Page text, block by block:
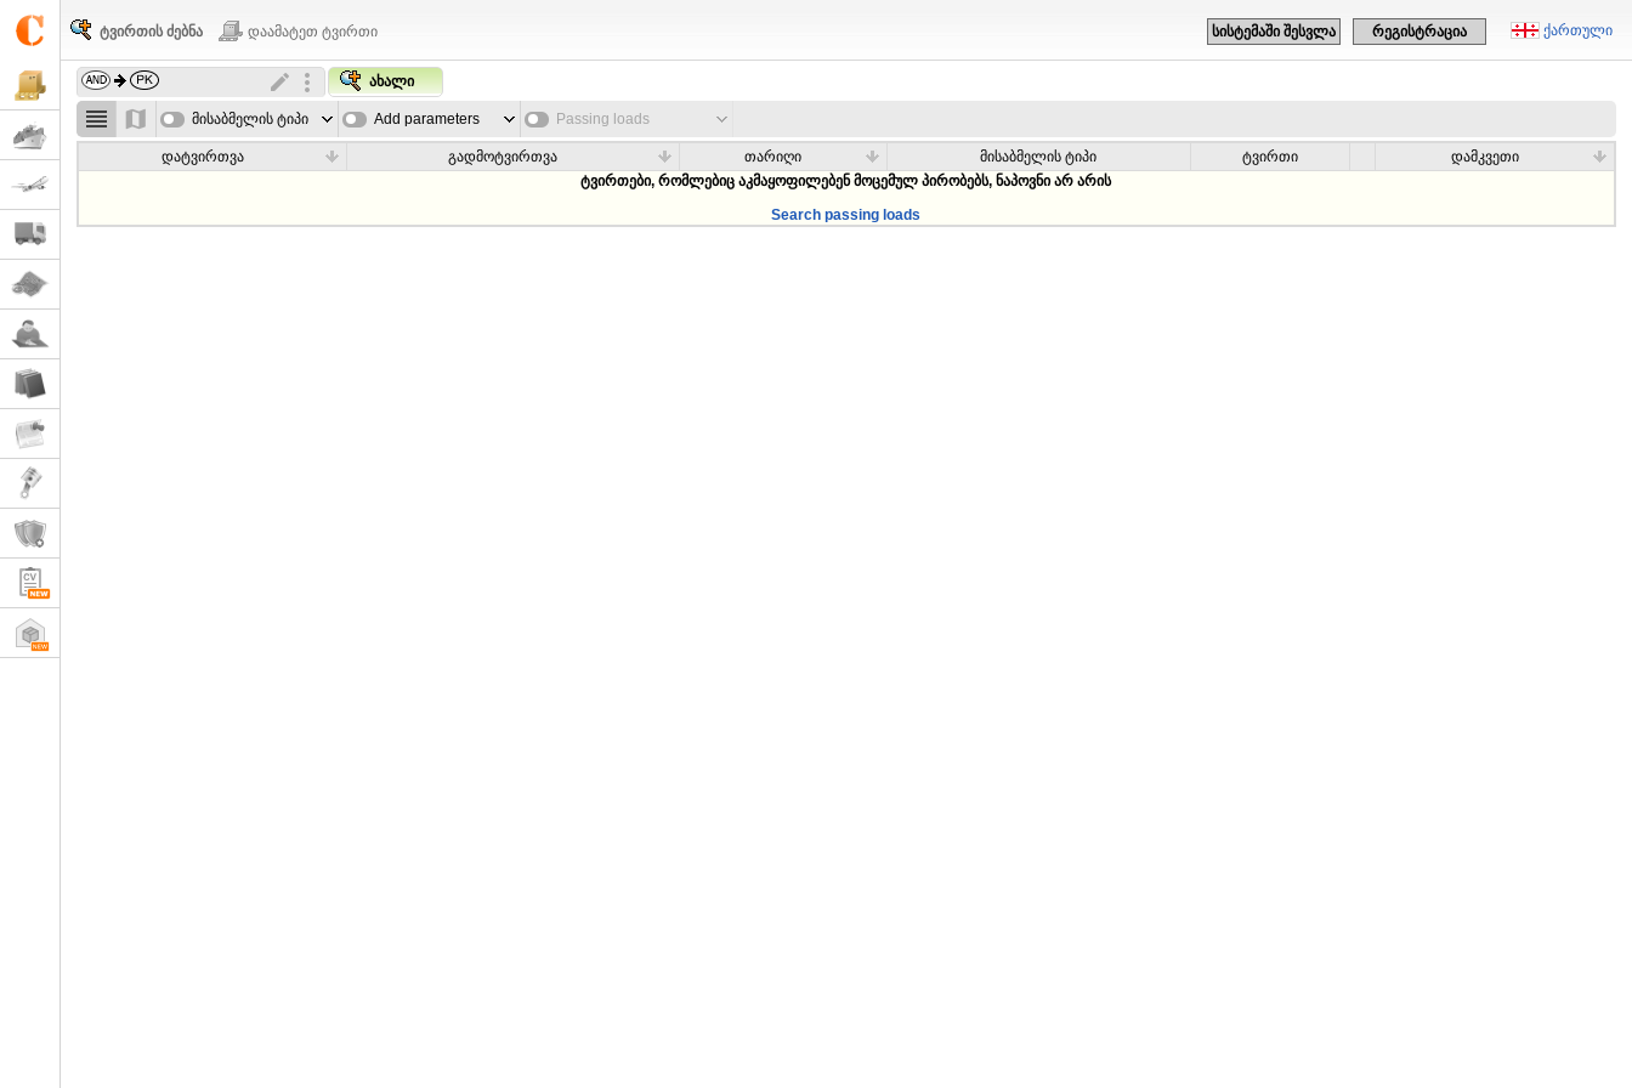
ქართული
სისტემაში შესვლა რეგისტრაცია
ტვირთის ძებნა დაამატეთ ტვირთი
ახალი
მისაბმელის ტიპი Add parameters Passing loads
დატვირთვა გადმოტვირთვა თარიღი მისაბმელის ტიპი ტვირთი
დამკვეთი
ტვირთები, რომლებიც აკმაყოფილებენ მოცემულ პირობებს, ნაპოვნი არ არის
Search passing loads